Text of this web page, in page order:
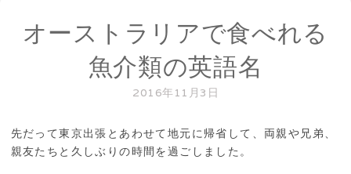
オーストラリアで食べれる
魚介類の英語名
2016年11月3日
先だって東京出張とあわせて地元に帰省して、両親や兄弟、
親友たちと久しぶりの時間を過ごしました。